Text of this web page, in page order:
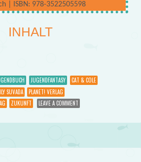
| ISBN: 978-3522505598
INHALT
JUGENDFANTASY
CAT & COLE
SUVADA
PLANET! VERLAG
ZUKUNFT LEAVE A COMMENT